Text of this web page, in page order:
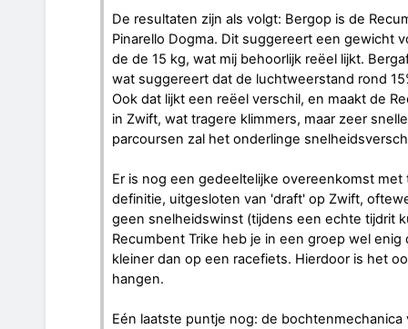
De resultaten zijn als volgt: Bergop is de
Pinarello Dogma. Dit suggereert een gewicht
de de 15 kg, wat mij behoorlijk reëel lijkt.
wat suggereert dat de luchtweerstand rond
Ook dat lijkt een reëel verschil, en maakt de
in Zwift, wat tragere klimmers, maar zeer
parcoursen zal het onderlinge
Er is nog een gedeeltelijke overeenkomst
definitie, uitgesloten van 'draft' op Zwift,
geen snelheidswinst (tijdens een echte tijdrit
Recumbent Trike heb je in een groep wel
kleiner dan op een racefiets. Hierdoor is het
hangen.
Eén laatste puntje nog: de